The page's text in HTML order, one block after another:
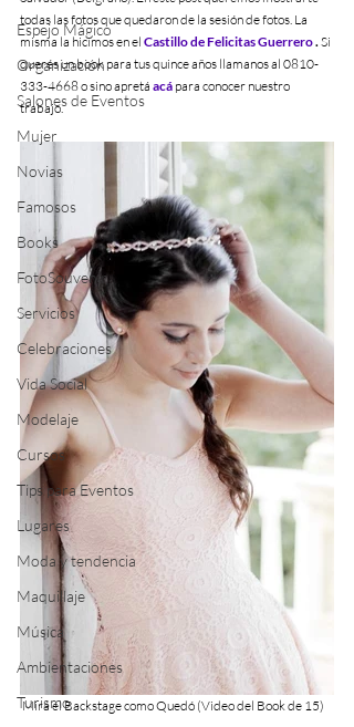
Espejo Mágico
Organización
Salones de Eventos
Mujer
Novias
Famosos
Books
FotoSouvenir
Servicios
Celebraciones
Vida Social
Modelaje
Cursos
Tips para Eventos
Lugares
Moda y tendencia
Maquillaje
Música
Ambientaciones
Turismo
todas las fotos que quedaron de la sesión de fotos. La
misma la hicimos en el Castillo de Felicitas Guerrero . Si
querés un book para tus quince años llamanos al 0810-
333-4668 o sino apretá acá para conocer nuestro
trabajo.
Mirá el Backstage como Quedó (Video del Book de 15)